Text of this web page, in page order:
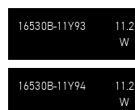
16530B-​11Y93
11.2
W
16530B-​11Y94
11.2
W